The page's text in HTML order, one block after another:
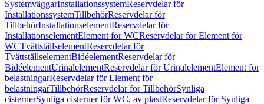
SystemväggarInstallationssystemReservdelar för
InstallationssystemTillbehörReservdelar för
TillbehörInstallationselementReservdelar för
InstallationselementElement för WCReservdelar för Element för
WCTvättställselementReservdelar för
TvättställselementBidéelementReservdelar för
BidéelementUrinalelementReservdelar för UrinalelementElement för
belastningarReservdelar för Element för
belastningarTillbehörReservdelar för TillbehörSynliga
cisternerSynliga cisterner för WC, av plastReservdelar för Synliga